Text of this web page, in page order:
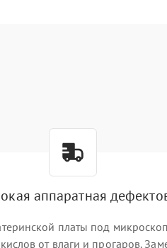
₽ Подробнее →
аппаратная
платы под
от влаги и прогаров.